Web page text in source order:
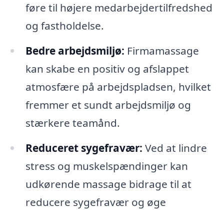
føre til højere medarbejdertilfredshed
og fastholdelse.
Bedre arbejdsmiljø: Firmamassage
kan skabe en positiv og afslappet
atmosfære på arbejdspladsen, hvilket
fremmer et sundt arbejdsmiljø og
stærkere teamånd.
Reduceret sygefravær: Ved at lindre
stress og muskelspændinger kan
udkørende massage bidrage til at
reducere sygefravær og øge